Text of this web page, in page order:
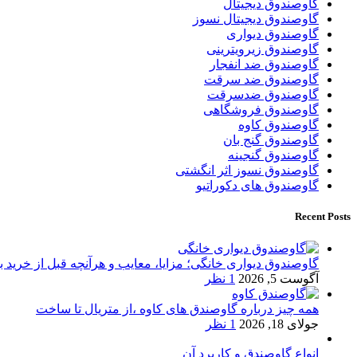
گاوصندوق دیجیتال
گاوصندوق دیجیتال نسوز
گاوصندوق دیواری
گاوصندوق زیرویترینی
گاوصندوق ضد انفجار
گاوصندوق ضد سرقت
گاوصندوق ضدسرقت
گاوصندوق فروشگاهی
گاوصندوق کاوه
گاوصندوق گنج بان
گاوصندوق گنجینه
گاوصندوق نسوز اثر انگشتی
گاوصندوق های دکوراتیو
Recent Posts
گاوصندوق دیواری خانگی؛ مزایا، معایب و هرآنچه قبل از خرید
آگوست 5, 2026
1 نظر
همه چیز درباره گاوصندق های کاوه ،از متریال تا ساخت
جولای 18, 2026
1 نظر
انواع گاوصندق و کاربرد آن